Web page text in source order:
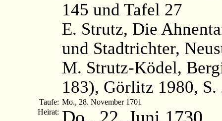
145 und Tafel 27
E. Strutz, Die
und Stadtrichter,
M. Strutz-Ködel,
183), Görlitz 1980, S.
Taufe: Mo., 28. November 1701
Heirat: